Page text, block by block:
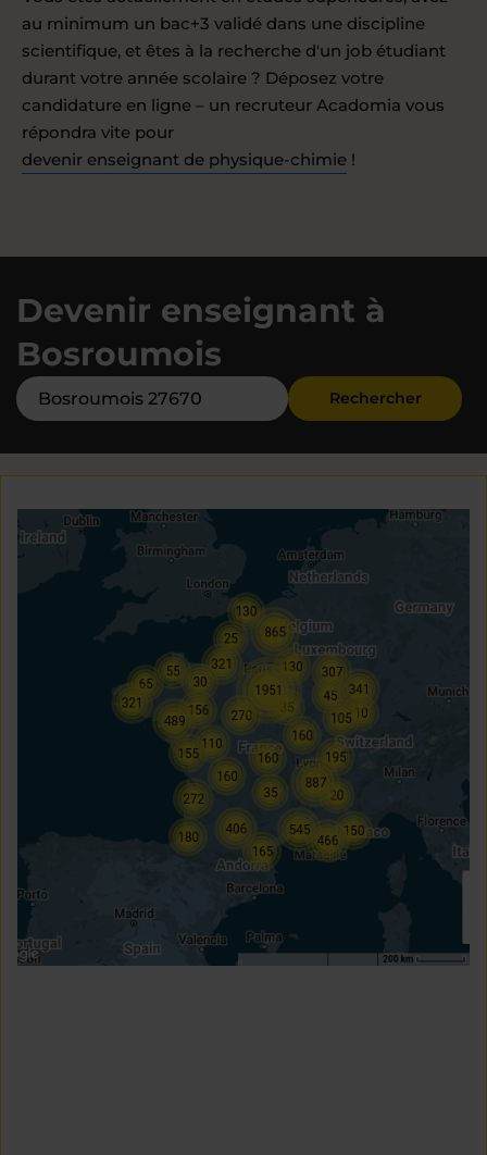
au minimum un bac+3 validé dans une discipline
scientifique, et êtes à la recherche d'un job étudiant
durant votre année scolaire ? Déposez votre
candidature en ligne – un recruteur Acadomia vous
répondra vite pour
devenir enseignant de physique-chimie !
Devenir enseignant à
Bosroumois
Rechercher